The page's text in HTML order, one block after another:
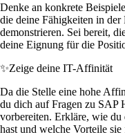
Denke an konkrete
die deine Fähigkeiten in der
demonstrieren. Sei bereit,
deine Eignung für die
✨Zeige deine IT-Affinität
Da die Stelle eine hohe
du dich auf Fragen zu SAP
vorbereiten. Erkläre, wie du
hast und welche Vorteile